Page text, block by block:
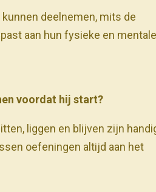
deelnemen, mits de
aan hun fysieke en mentale
voordat hij start?
liggen en blijven zijn
oefeningen altijd aan het